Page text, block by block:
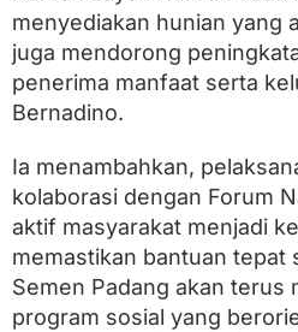
menyediakan hunian yang
juga mendorong
penerima manfaat serta
Bernadino.
Ia menambahkan,
kolaborasi dengan Forum
aktif masyarakat menjadi
memastikan bantuan tepat
Semen Padang akan terus
program sosial yang